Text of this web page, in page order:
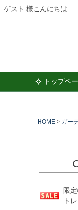
ゲスト 様こんにちは
トップペ
HOME ガー
限
ト